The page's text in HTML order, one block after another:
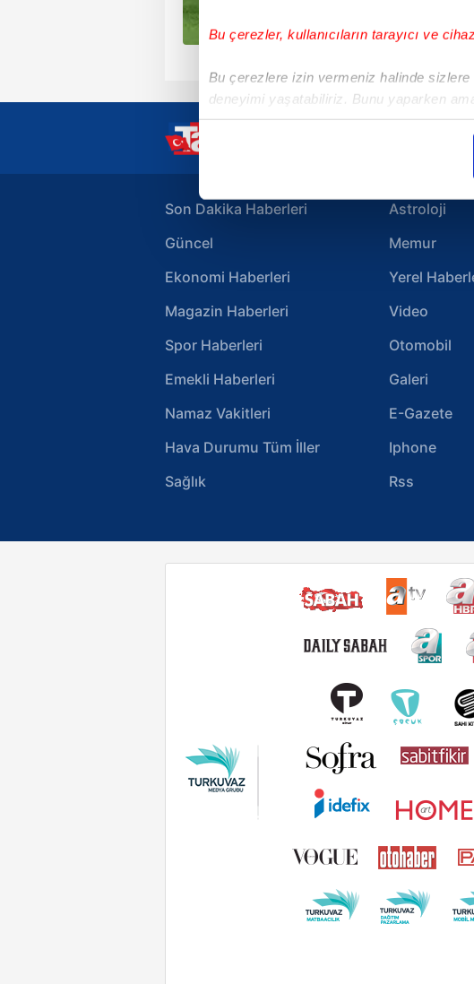
Bu çerezler, kullanıcıların tarayıcı ve
Bu çerezlere izin vermeniz halinde
deneyimi yaşatabiliriz. Bunu yaparken
içerikleri sunabilmek adına elimizden
Sizlere daha iyi bir hizmet sunabilmek
çerezler vasıtasıyla çeşitli kişisel
amacıyla kullanılmaktadır. Diğer
Çerezlere ilişkin tercihlerinizi aşağıda
6698 sayılı Kişisel Verilerin Korunması
mevzuata uygun olarak kullanılan
Son Dakika Haberleri
Güncel
Ekonomi Haberleri
Magazin Haberleri
Spor Haberleri
Emekli Haberleri
Namaz Vakitleri
Hava Durumu Tüm İller
Sağlık
Astroloji
Memur
Yerel
Video
Otomobil
Galeri
E-Gazete
Iphone
Rss